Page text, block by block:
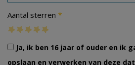
Aantal sterren *
Ja, ik ben 16 jaar of ouder en ik
opslaan en verwerken van deze